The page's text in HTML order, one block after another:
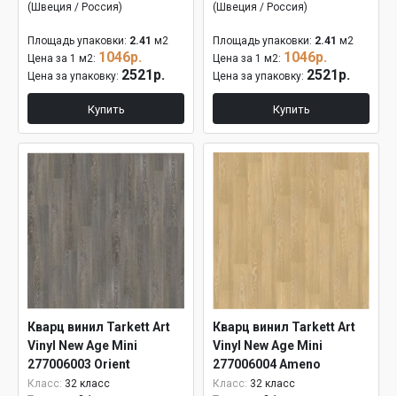
(Швеция / Россия)
Площадь упаковки: 2.41 м2
Цена за 1 м2: 1046р.
Цена за упаковку: 2521р.
Купить
(Швеция / Россия)
Площадь упаковки: 2.41 м2
Цена за 1 м2: 1046р.
Цена за упаковку: 2521р.
Купить
Кварц винил Tarkett Art
Vinyl New Age Mini
277006003 Orient
Класс: 32 класс
Кварц винил Tarkett Art
Vinyl New Age Mini
277006004 Ameno
Класс: 32 класс